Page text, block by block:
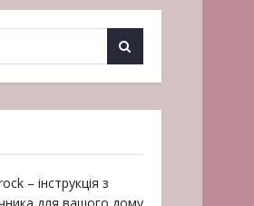
– інструкція з